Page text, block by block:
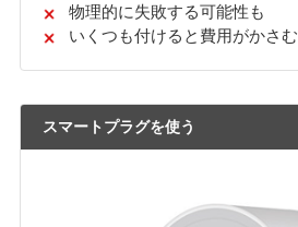
物理的に失敗する可能性も
いくつも付けると費用がかさむ
スマートプラグを使う